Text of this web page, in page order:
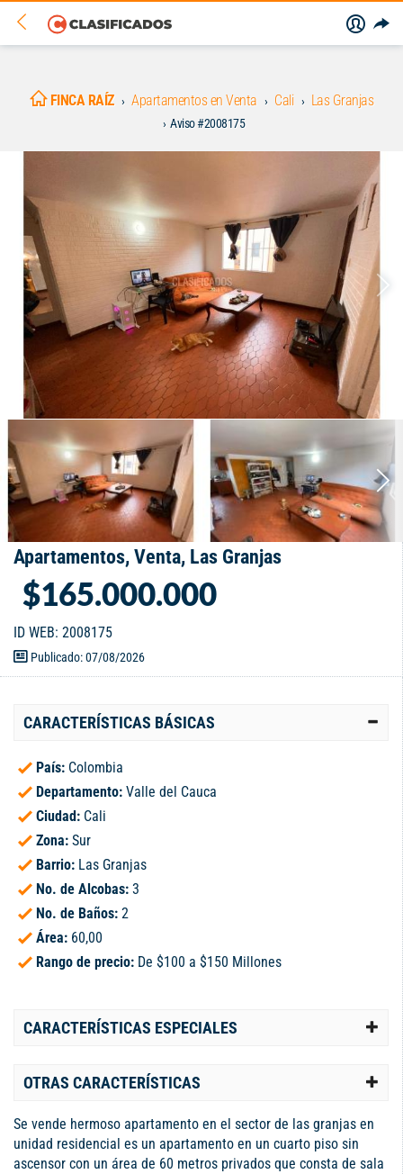
FINCA RAÍZ Apartamentos en Venta Cali Las Granjas
Aviso #2008175
Apartamentos, Venta, Las Granjas
$165.000.000
ID WEB: 2008175
Publicado: 07/08/2026
CARACTERÍSTICAS BÁSICAS
País: Colombia
Departamento: Valle del Cauca
Ciudad: Cali
Zona: Sur
Barrio: Las Granjas
No. de Alcobas: 3
No. de Baños: 2
Área: 60,00
Rango de precio: De $100 a $150 Millones
CARACTERÍSTICAS ESPECIALES
OTRAS CARACTERÍSTICAS
Se vende hermoso apartamento en el sector de las granjas en
unidad residencial es un apartamento en un cuarto piso sin
ascensor con un área de 60 metros privados que consta de sala